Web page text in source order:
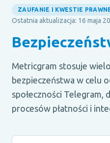
ZAUFANIE I KWESTIE
Ostatnia aktualizacja: 16 maja
Metricgram stosuje
bezpieczeństwa w celu
społeczności Telegram,
procesów płatności i